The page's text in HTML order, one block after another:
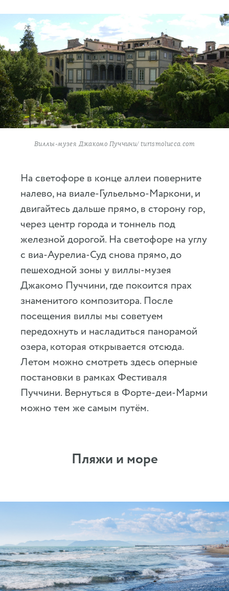
Виллы-музея Джакомо Пуччини/ turismolucca.com
На светофоре в конце аллеи поверните
налево, на виале-Гульельмо-Маркони, и
двигайтесь дальше прямо, в сторону гор,
через центр города и тоннель под
железной дорогой. На светофоре на углу
с виа-Аурелиа-Суд снова прямо, до
пешеходной зоны у виллы-музея
Джакомо Пуччини, где покоится прах
знаменитого композитора. После
посещения виллы мы советуем
передохнуть и насладиться панорамой
озера, которая открывается отсюда.
Летом можно смотреть здесь оперные
постановки в рамках Фестиваля
Пуччини. Вернуться в Форте-деи-Марми
можно тем же самым путём.
Пляжи и море